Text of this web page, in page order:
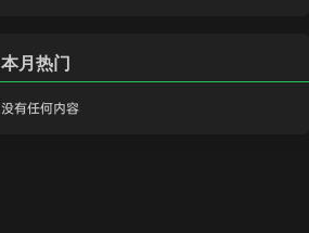
本月热门
没有任何内容